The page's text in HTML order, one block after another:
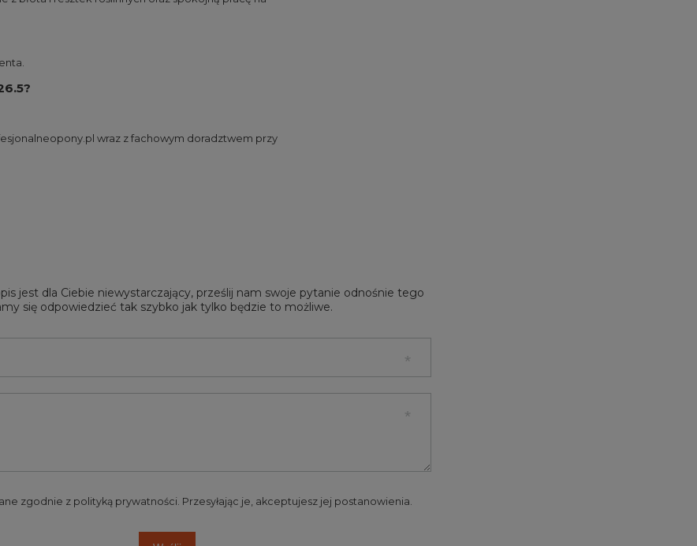
wraz z fachowym doradztwem przy
jest dla Ciebie niewystarczający, prześlij nam swoje pytanie odnośnie tego
się odpowiedzieć tak szybko jak tylko będzie to możliwe.
zgodnie z polityką prywatności. Przesyłając je, akceptujesz jej postanowienia.